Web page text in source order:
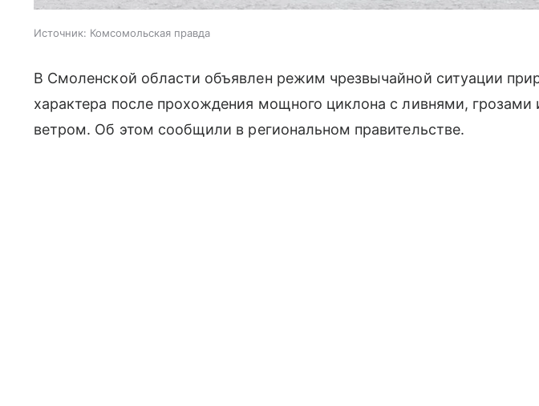
Источник: Комсомольская правда
В Смоленской области объявлен режим чрезвычайной ситуации
характера после прохождения мощного циклона с ливнями,
ветром. Об этом сообщили в региональном правительстве.